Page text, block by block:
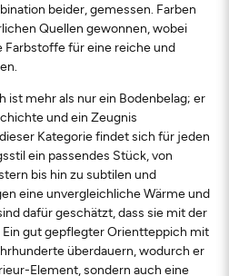
beider, gemessen. Farben
Quellen gewonnen, wobei
Farbstoffe für eine reiche und
ist mehr als nur ein Bodenbelag; er
und ein Zeugnis
Kategorie findet sich für jeden
ein passendes Stück, von
bis hin zu subtilen und
eine unvergleichliche Wärme und
dafür geschätzt, dass sie mit der
gut gepflegter Orientteppich mit
überdauern, wodurch er
Element, sondern auch eine